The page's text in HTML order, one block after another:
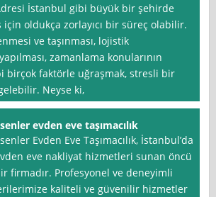
İstanbul gibi büyük bir şehirde
için oldukça zorlayıcı bir süreç olabilir.
ve taşınması, lojistik
zamanlama konularının
birçok faktörle uğraşmak, stresli bir
Neyse ki,
evden eve taşımacılık
Evden Eve Taşımacılık, İstanbul’da
eve nakliyat hizmetleri sunan öncü
firmadır. Profesyonel ve deneyimli
kaliteli ve güvenilir hizmetler